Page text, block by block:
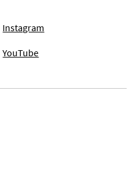
Instagram
YouTube